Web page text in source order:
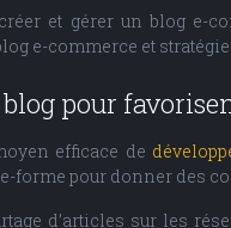
et gérer un blog e-
e-commerce et
pour
efficace de
forme pour donner des
d’articles sur les